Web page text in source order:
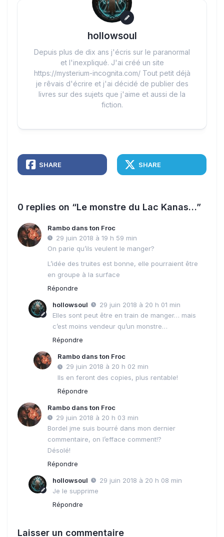
hollowsoul
Depuis plus de dix ans j'écris sur le paranormal
et l'inexpliqué. J'ai créé un site
https://mysterium-incognita.com/ Tout petit déjà
je rêvais d'écrire et j'ai décidé de publier des
livres sur des sujets que j'aime et aussi de la
fiction.
SHARE SHARE
0 replies on “Le monstre du Lac Kanas…”
Rambo dans ton Froc
29 juin 2018 à 19 h 59 min
On parie qu’ils veulent le manger?
L’idée des truites est bonne, elle pourraient être
en groupe à la surface
Répondre
hollowsoul
29 juin 2018 à 20 h 01 min
Elles sont peut être en train de manger… mais
c’est moins vendeur qu’un monstre…
Répondre
Rambo dans ton Froc
29 juin 2018 à 20 h 02 min
Ils en feront des copies, plus rentable!
Répondre
Rambo dans ton Froc
29 juin 2018 à 20 h 03 min
Bordel jme suis bourré dans mon dernier
commentaire, on l’efface comment!?
Désolé!
Répondre
hollowsoul
29 juin 2018 à 20 h 08 min
Je le supprime
Répondre
Laisser un commentaire